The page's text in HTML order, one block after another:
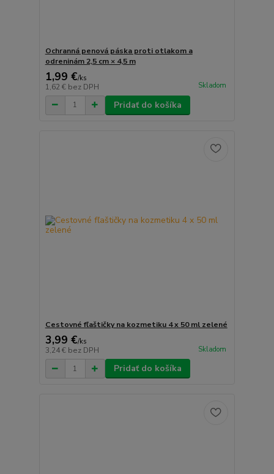
Ochranná penová páska proti otlakom a
odreninám 2,5 cm × 4,5 m
1,99 €/ks
1,62 € bez DPH Skladom
Pridať do košíka
Cestovné fľaštičky na kozmetiku 4 x 50 ml zelené
3,99 €/ks
3,24 € bez DPH Skladom
Pridať do košíka